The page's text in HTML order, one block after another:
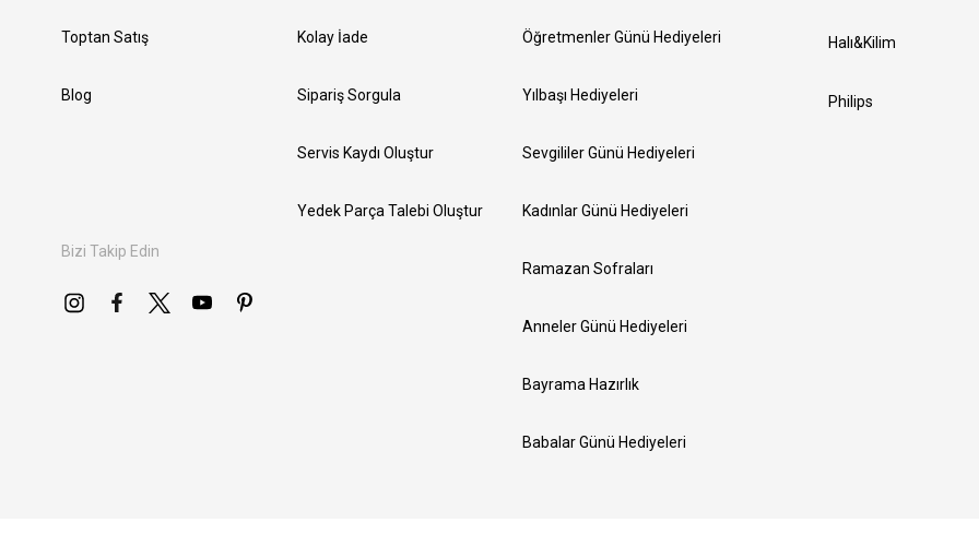
Toptan Satış
Blog
Bizi Takip Edin
Kolay İade
Sipariş Sorgula
Servis Kaydı Oluştur
Yedek Parça Talebi Oluştur
Öğretmenler Günü Hediyeleri
Yılbaşı Hediyeleri
Sevgililer Günü Hediyeleri
Kadınlar Günü Hediyeleri
Ramazan Sofraları
Anneler Günü Hediyeleri
Bayrama Hazırlık
Babalar Günü Hediyeleri
Halı&Kilim
Philips